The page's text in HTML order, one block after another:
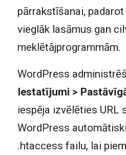
pārrakstīšanai,
vieglāk lasāmus gan
meklētājprogrammām.
WordPress
Iestatījumi >
iespēja izvēlēties URL
WordPress
.htaccess failu, lai